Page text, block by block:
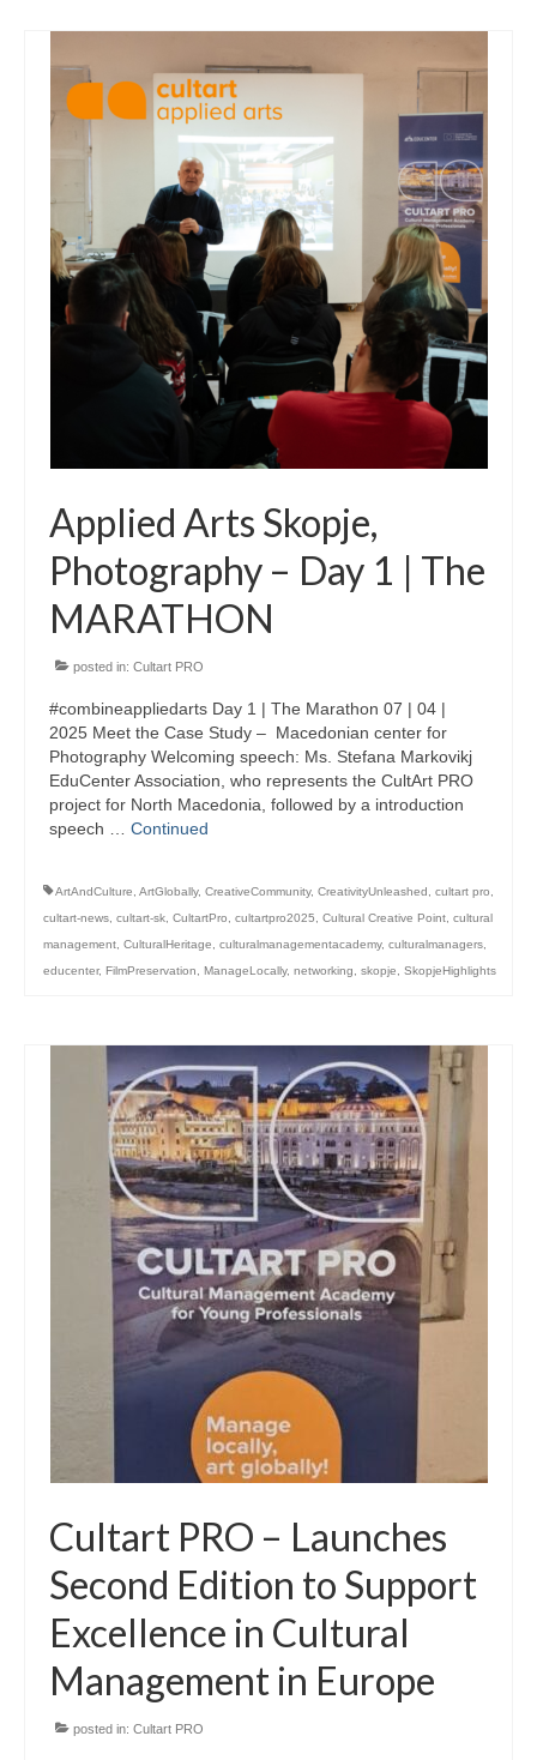
Applied Arts Skopje,
Photography – Day 1 | The
MARATHON
posted in: Cultart PRO
#combineappliedarts Day 1 | The Marathon 07 | 04 |
2025 Meet the Case Study – Macedonian center for
Photography Welcoming speech: Ms. Stefana Markovikj
EduCenter Association, who represents the CultArt PRO
project for North Macedonia, followed by a introduction
speech … Continued
ArtAndCulture ArtGlobally, CreativeCommunity, CreativityUnleashed cultart pro
cultart-news cultart-sk CultartPro cultartpro2025 Cultural Creative Point cultural
management CulturalHeritage culturalmanagementacademy, culturalmanagers
educenter, FilmPreservation ManageLocally, networking skopje SkopjeHighlights
Cultart PRO – Launches
Second Edition to Support
Excellence in Cultural
Management in Europe
posted in: Cultart PRO